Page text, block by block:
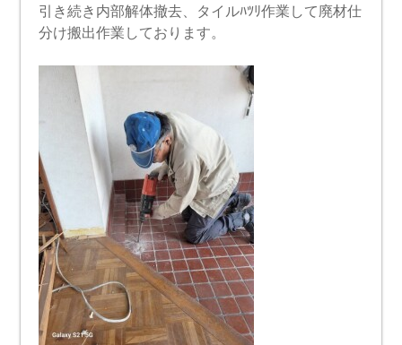
引き続き内部解体撤去、タイルﾊﾂﾘ作業して廃材仕
分け搬出作業しております。